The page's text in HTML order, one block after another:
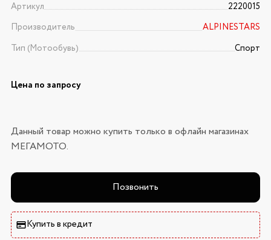
Артикул
2220015
Производитель
ALPINESTARS
Тип (Мотообувь)
Спорт
Цена по запросу
Данный товар можно купить только в офлайн магазинах
МЕГАМОТО.
Позвонить
Купить в кредит